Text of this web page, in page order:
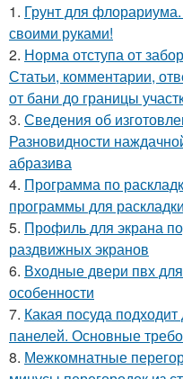
1. Грунт для
своими руками!
2. Норма отступа от
Статьи, комментарии,
от бани до границы
3. Сведения об
Разновидности
абразива
4. Программа по
программы для
5. Профиль для экрана
раздвижных экранов
6. Входные двери пвх
особенности
7. Какая посуда
панелей. Основные
8. Межкомнатные